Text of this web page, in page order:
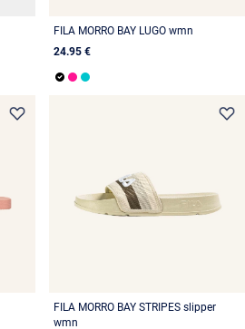
FILA MORRO BAY LUGO wmn
24.95 €
FILA MORRO BAY STRIPES slipper
wmn